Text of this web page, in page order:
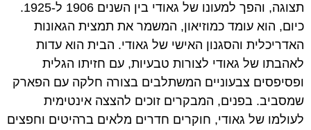
תצוגה, והפך למעונו של גאודי בין השנים 1906 ל-1925.
כיום, הוא עומד כמוזיאון, המשמר את תמצית הגאונות
האדריכלית והסגנון האישי של גאודי. הבית הוא עדות
לאהבתו של גאודי לצורות טבעיות, עם חזיתו הגלית
ופסיפסים צבעוניים המשתלבים בצורה חלקה עם הפארק
שמסביב. בפנים, המבקרים זוכים להצצה אינטימית
לעולמו של גאודי, חוקרים חדרים מלאים ברהיטים וחפצים